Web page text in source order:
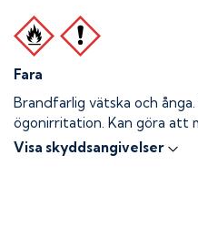
Fara
Brandfarlig vätska och ånga.
ögonirritation. Kan göra att
Visa skyddsangivelser